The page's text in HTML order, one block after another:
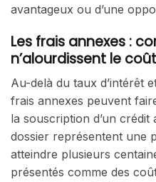
avantageux ou d’une
Les frais annexes :
n’alourdissent le
Au-delà du taux d’intérêt
frais annexes peuvent
la souscription d’un
dossier représentent une
atteindre plusieurs
présentés comme des